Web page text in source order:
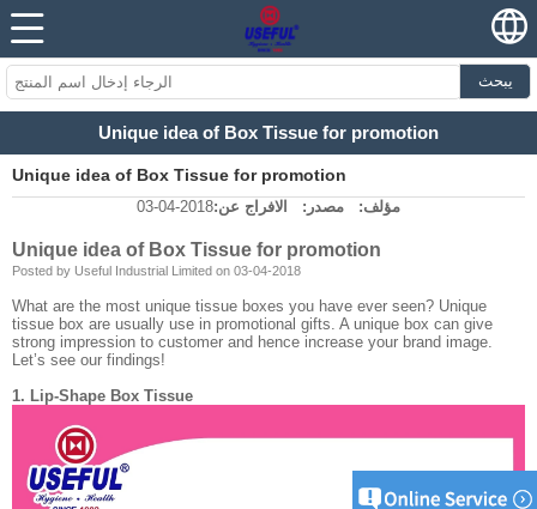
يبحث
Unique idea of Box Tissue for promotion
Unique idea of Box Tissue for promotion
مؤلف: مصدر: الافراج عن:2018-04-03
Unique idea of Box Tissue for promotion
Posted by Useful Industrial Limited on 03-04-2018
What are the most unique tissue boxes you have ever seen? Unique
tissue box are usually use in promotional gifts. A unique box can give
strong impression to customer and hence increase your brand image.
Let’s see our findings!
1. Lip-Shape Box Tissue